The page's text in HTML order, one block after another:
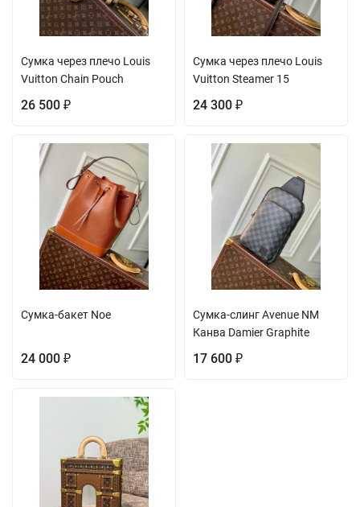
Сумка через плечо Louis
Vuitton Chain Pouch
26 500 ₽
Сумка через плечо Louis
Vuitton Steamer 15
24 300 ₽
Сумка-бакет Noe
24 000 ₽
Сумка-слинг Avenue NM
Канва Damier Graphite
17 600 ₽